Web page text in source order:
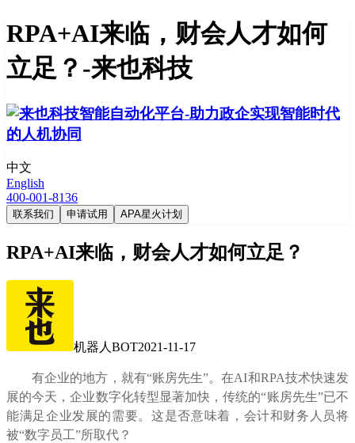
RPA+AI来临，财会人才如何
立足？-来也科技
中文
English
400-001-8136
联系我们 申请试用 APA星火计划
RPA+AI来临，财会人才如何立足？
机器人BOT2021-11-17
有企业的地方，就有“账房先生”。在AI和RPA技术快速发
展的今天，企业数字化转型显著加快，传统的“账房先生”已不
能满足企业发展的需要。这是否意味着，会计和财务人员将
被“数字员工”所取代？